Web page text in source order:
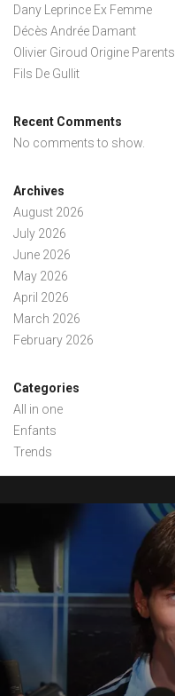
Dany Leprince Ex Femme
Décès Andrée Damant
Olivier Giroud Origine Parents
Fils De Gullit
Recent Comments
No comments to show.
Archives
August 2026
July 2026
June 2026
May 2026
April 2026
March 2026
February 2026
Categories
All in one
Enfants
Trends